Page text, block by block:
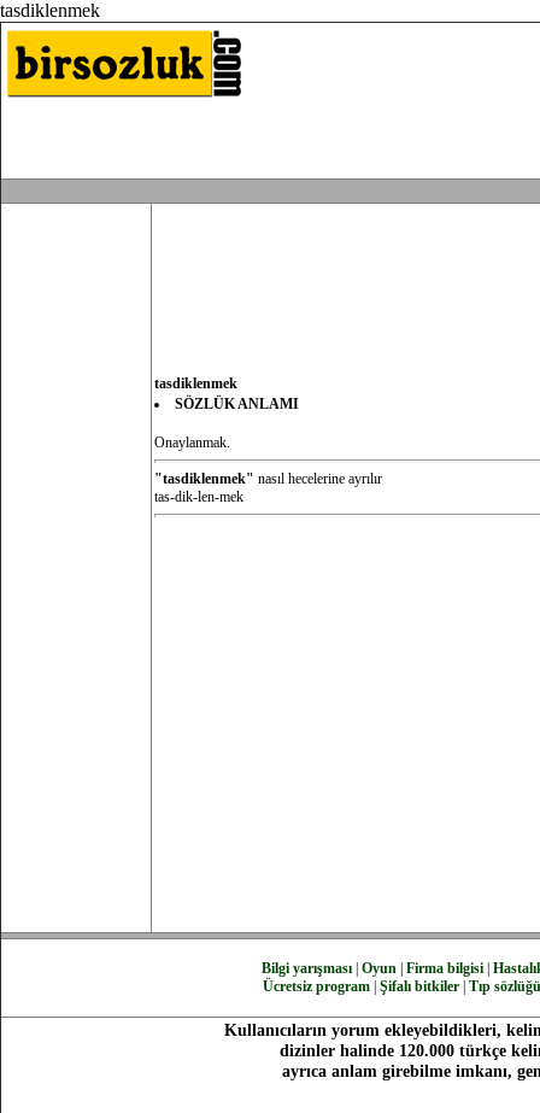
tasdiklenmek
tasdiklenmek
SÖZLÜK ANLAMI
Onaylanmak.
"tasdiklenmek" nasıl hecelerine ayrılır
tas-dik-len-mek
Bilgi yarışması| Oyun| Firma bilgisi|
Ücretsiz program Şifalı bitkiler Tıp sözlüğü
Kullanıcıların yorum ekleyebildikleri,
dizinler halinde 120.000 türkçe
ayrıca anlam girebilme imkanı,